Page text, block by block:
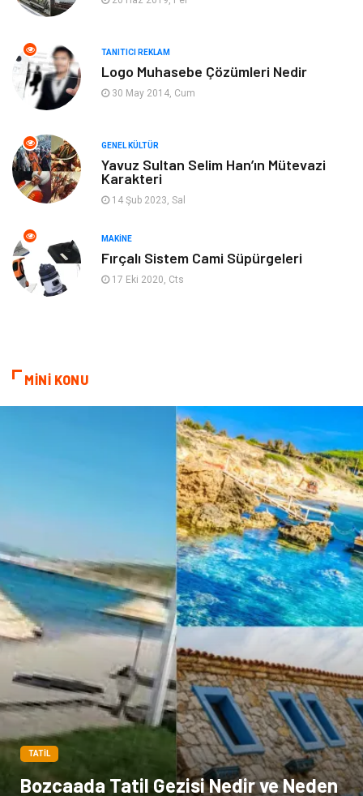
Bilgisayar & Yazılım Müzik
Mobilya
Ev İşleri
Aksesuar
Gençlik Eğlence
İnternet
Cam
Restaurant
TANITICI REKLAM
Logo Muhasebe Çözümleri Nedir
30 May 2014, Cum
GENEL KÜLTÜR
Yavuz Sultan Selim Han’ın Mütevazi
Karakteri
14 Şub 2023, Sal
MAKINE
Fırçalı Sistem Cami Süpürgeleri
17 Eki 2020, Cts
MİNİ KONU
TATIL
Bozcaada Tatil Gezisi Nedir ve Neden